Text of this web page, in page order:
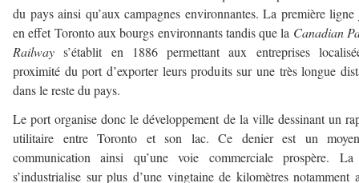
du pays ainsi qu’aux campagnes environnantes. La première
en effet Toronto aux bourgs environnants tandis que la Canadian
Railway s’établit en 1886 permettant aux entreprises
proximité du port d’exporter leurs produits sur une très longue
dans le reste du pays.
Le port organise donc le développement de la ville dessinant un
utilitaire entre Toronto et son lac. Ce denier est un
communication ainsi qu’une voie commerciale prospère.
s’industrialise sur plus d’une vingtaine de kilomètres notamment